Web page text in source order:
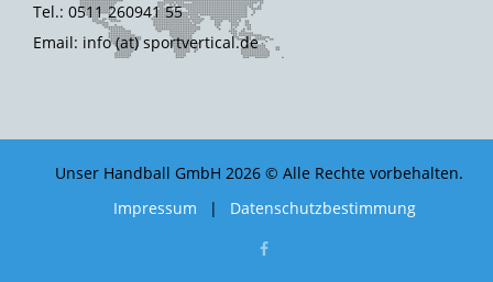
Tel.: 0511 260941 55
Email: info (at) sportvertical.de
Unser Handball GmbH 2026 © Alle Rechte vorbehalten.
Impressum
| Datenschutzbestimmung